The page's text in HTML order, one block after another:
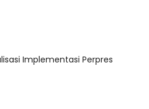
Implementasi Perpres